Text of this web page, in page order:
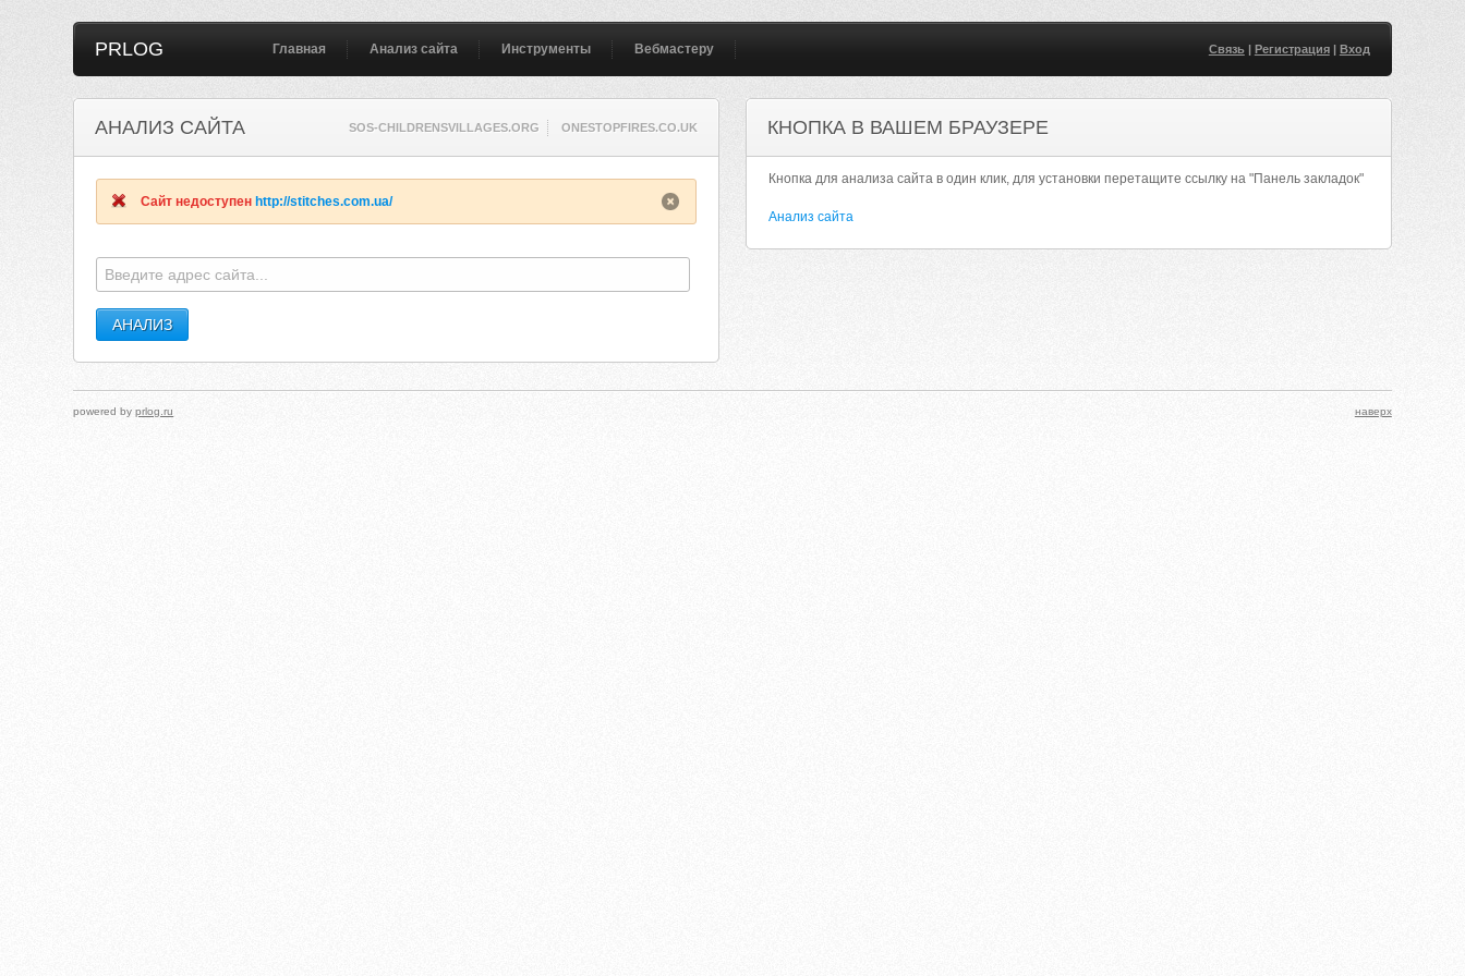
PRLOG Главная Анализ сайта Инструменты Вебмастеру Связь| Регистрация| Вход
АНАЛИЗ САЙТА SOS-CHILDRENSVILLAGES.ORG ONESTOPFIRES.CO.UK
Сайт недоступен http://stitches.com.ua/
КНОПКА В ВАШЕМ БРАУЗЕРЕ
Кнопка для анализа сайта в один клик, для установки перетащите ссылку на "Панель закладок"
Анализ сайта
powered byprlog.ru наверх